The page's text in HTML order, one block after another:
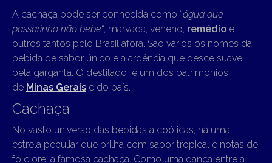
A cachaça pode ser conhecida como “água que
passarinho não bebe“, marvada, veneno, remédio e
outros tantos pelo Brasil afora. São vários os nomes da
bebida de sabor único e a ardência que desce suave
pela garganta. O destilado é um dos patrimônios
de Minas Gerais e do país.
Cachaça
No vasto universo das bebidas alcoólicas, há uma
estrela peculiar que brilha com sabor tropical e notas de
folclore: a famosa cachaça. Como uma dança entre a